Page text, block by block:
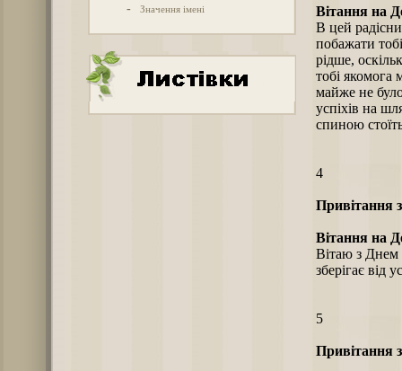
- Значення імені
Вітання на
В цей
побажати
рідше,
тобі якомога
майже не
успіхів на
спиною
4
Привітання
Вітання на
Вітаю з Днем
зберігає від
5
Привітання